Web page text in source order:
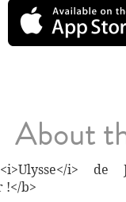
About
i>
b>